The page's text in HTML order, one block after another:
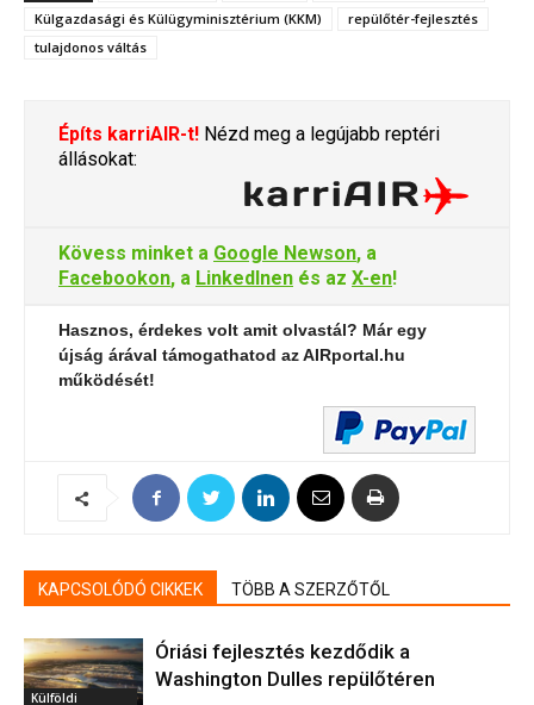
Külgazdasági és Külügyminisztérium (KKM)
repülőtér-fejlesztés
tulajdonos váltás
Építs karriAIR-t! Nézd meg a legújabb reptéri
állásokat:
Kövess minket a Google Newson, a
Facebookon, a LinkedInen és az X-en!
Hasznos, érdekes volt amit olvastál? Már egy
újság árával támogathatod az AIRportal.hu
működését!
KAPCSOLÓDÓ CIKKEK TÖBB A SZERZŐTŐL
Külföldi
Óriási fejlesztés kezdődik a
Washington Dulles repülőtéren